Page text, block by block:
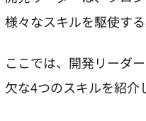
様々なスキルを駆使する
ここでは、開発リーダ
欠な4つのスキルを紹介